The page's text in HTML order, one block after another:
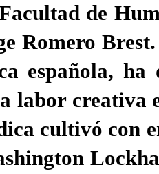
de
Romero
española, ha
labor creativa
cultivó con